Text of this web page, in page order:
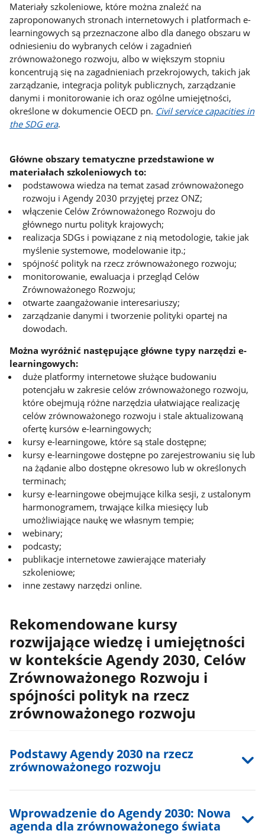
Materiały szkoleniowe, które można znaleźć na
zaproponowanych stronach internetowych i platformach e-
learningowych są przeznaczone albo dla danego obszaru w
odniesieniu do wybranych celów i zagadnień
zrównoważonego rozwoju, albo w większym stopniu
koncentrują się na zagadnieniach przekrojowych, takich jak
zarządzanie, integracja polityk publicznych, zarządzanie
danymi i monitorowanie ich oraz ogólne umiejętności,
określone w dokumencie OECD pn. Civil service capacities in
the SDG era.
Główne obszary tematyczne przedstawione w
materiałach szkoleniowych to:
podstawowa wiedza na temat zasad zrównoważonego
rozwoju i Agendy 2030 przyjętej przez ONZ;
włączenie Celów Zrównoważonego Rozwoju do
głównego nurtu polityk krajowych;
realizacja SDGs i powiązane z nią metodologie, takie jak
myślenie systemowe, modelowanie itp.;
spójność polityk na rzecz zrównoważonego rozwoju;
monitorowanie, ewaluacja i przegląd Celów
Zrównoważonego Rozwoju;
otwarte zaangażowanie interesariuszy;
zarządzanie danymi i tworzenie polityki opartej na
dowodach.
Można wyróżnić następujące główne typy narzędzi e-
learningowych:
duże platformy internetowe służące budowaniu
potencjału w zakresie celów zrównoważonego rozwoju,
które obejmują różne narzędzia ułatwiające realizację
celów zrównoważonego rozwoju i stale aktualizowaną
ofertę kursów e-learningowych;
kursy e-learningowe, które są stale dostępne;
kursy e-learningowe dostępne po zarejestrowaniu się lub
na żądanie albo dostępne okresowo lub w określonych
terminach;
kursy e-learningowe obejmujące kilka sesji, z ustalonym
harmonogramem, trwające kilka miesięcy lub
umożliwiające naukę we własnym tempie;
webinary;
podcasty;
publikacje internetowe zawierające materiały
szkoleniowe;
inne zestawy narzędzi online.
Rekomendowane kursy
rozwijające wiedzę i umiejętności
w kontekście Agendy 2030, Celów
Zrównoważonego Rozwoju i
spójności polityk na rzecz
zrównoważonego rozwoju
Podstawy Agendy 2030 na rzecz
zrównoważonego rozwoju
Wprowadzenie do Agendy 2030: Nowa
agenda dla zrównoważonego świata